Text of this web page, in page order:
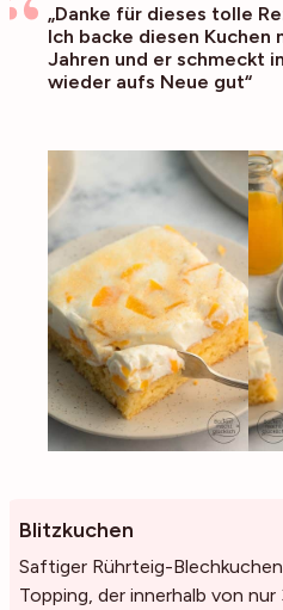
„Danke für dieses tolle
Ich backe diesen Kuchen
Jahren und er schmeckt
wieder aufs Neue gut“
Blitzkuchen
Saftiger Rührteig-
Topping, der innerhalb von